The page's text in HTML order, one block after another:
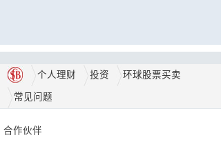
个人理财 投资 环球股票买卖
常见问题
合作伙伴